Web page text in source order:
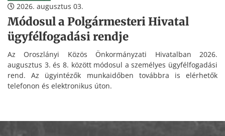
2026. augusztus 03.
Módosul a Polgármesteri Hivatal
ügyfélfogadási rendje
Az Oroszlányi Közös Önkormányzati Hivatalban 2026.
augusztus 3. és 8. között módosul a személyes ügyfélfogadási
rend. Az ügyintézők munkaidőben továbbra is elérhetők
telefonon és elektronikus úton.